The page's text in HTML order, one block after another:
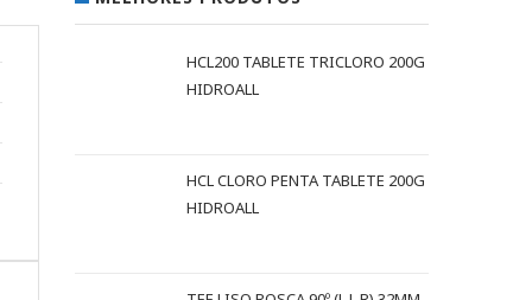
HCL200 TABLETE TRICLORO 200G
HIDROALL
HCL CLORO PENTA TABLETE 200G
HIDROALL